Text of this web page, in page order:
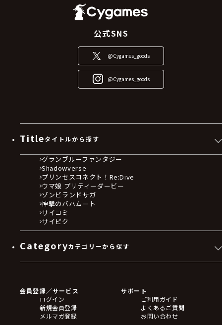
公式SNS
@Cygames_goods
@Cygames_goods
Titleタイトルから探す
グランブルーファンタジー
Shadowverse
プリンセスコネクト！Re:Dive
ウマ娘 プリティーダービー
ゾンビランドサガ
神撃のバハムート
サイコミ
サイピク
Categoryカテゴリーから探す
フィギュア
アクリルスタンド
バッジ
キーホルダー・ストラップ
会員登録／サービス
ログイン
新規会員登録
メルマガ登録
サポート
ご利用ガイド
よくあるご質問
お問い合わせ